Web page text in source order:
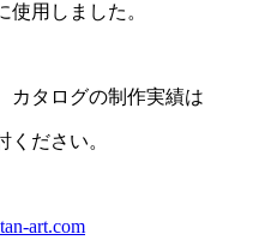
用しました。
カタログの制作実績は
ださい。
art.com